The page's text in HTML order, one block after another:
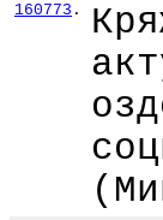
160773 .